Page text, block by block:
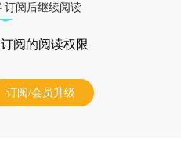
订阅后继续阅读
阅的阅读权限
订阅/会员升级